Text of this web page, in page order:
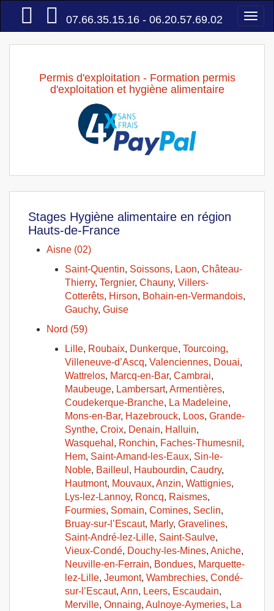
Accueil
07.66.35.15.16 - 06.20.57.69.02
Permis d'exploitation - Formation permis
d'exploitation et hygiène alimentaire
Stages Hygiène alimentaire en région
Hauts-de-France
Aisne (02)
Saint-Quentin, Soissons, Laon, Château-
Thierry, Tergnier, Chauny, Villers-
Cotterêts, Hirson, Bohain-en-Vermandois,
Gauchy, Guise
Nord (59)
Lille, Roubaix, Dunkerque, Tourcoing,
Villeneuve-d’Ascq, Valenciennes, Douai,
Wattrelos, Marcq-en-Bar, Cambrai,
Maubeuge, Lambersart, Armentières,
Coudekerque-Branche, La Madeleine,
Mons-en-Bar, Hazebrouck, Loos, Grande-
Synthe, Croix, Denain, Halluin,
Wasquehal , Ronchin, Faches-Thumesnil ,
Hem, Saint-Amand-les-Eaux, Sin-le-
Noble, Bailleul , Haubourdin, Caudry,
Hautmont, Mouvaux, Anzin, Wattignies,
Lys-lez-Lannoy, Roncq, Raismes,
Fourmies, Somain, Comines, Seclin,
Bruay-sur-l’Escaut, Marly, Gravelines,
Saint-André-lez-Lille, Saint-Saulve,
Vieux-Condé, Douchy-les-Mines, Aniche,
Neuville-en-Ferrain, Bondues, Marquette-
lez-Lille, Jeumont, Wambrechies, Condé-
sur-l’Escaut, Ann, Leers, Escaudain,
Merville, Onnaing, Aulnoye-Aymeries, La